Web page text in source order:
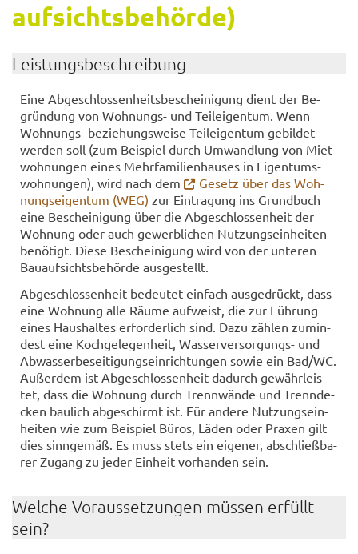
auf­sichts­be­hör­de)
Leis­tungs­be­schrei­bung
Eine Ab­ge­schlos­sen­heits­be­schei­ni­gung dient der Be­
grün­dung von Wohnungs-​ und Teil­ei­gen­tum. Wenn
Wohnungs-​ be­zie­hungs­wei­se Teil­ei­gen­tum ge­bil­det
wer­den soll (zum Bei­spiel durch Um­wand­lung von Miet­
woh­nun­gen eines Mehr­fa­mi­li­en­hau­ses in Ei­gen­tums­
woh­nun­gen), wird nach dem
Ge­setz über das Woh­
nungs­ei­gen­tum (WEG) zur Ein­tra­gung ins Grund­buch
eine Be­schei­ni­gung über die Ab­ge­schlos­sen­heit der
Woh­nung oder auch ge­werb­li­chen Nut­zungs­ein­hei­ten
be­nö­tigt. Diese Be­schei­ni­gung wird von der un­te­ren
Bau­auf­sichts­be­hör­de aus­ge­stellt.
Ab­ge­schlos­sen­heit be­deu­tet ein­fach aus­ge­drückt, dass
eine Woh­nung alle Räume auf­weist, die zur Füh­rung
eines Haus­hal­tes er­for­der­lich sind. Dazu zäh­len zu­min­
dest eine Koch­ge­le­gen­heit, Wasserversorgungs-​ und
Ab­was­ser­be­sei­ti­gungs­ein­rich­tun­gen sowie ein Bad/WC.
Au­ßer­dem ist Ab­ge­schlos­sen­heit da­durch ge­währ­leis­
tet, dass die Woh­nung durch Trenn­wän­de und Trenn­de­
cken bau­lich ab­ge­schirmt ist. Für an­de­re Nut­zungs­ein­
hei­ten wie zum Bei­spiel Büros, Läden oder Pra­xen gilt
dies sinn­ge­mäß. Es muss stets ein ei­ge­ner, ab­schließ­ba­
rer Zu­gang zu jeder Ein­heit vor­han­den sein.
Wel­che Vor­aus­set­zun­gen müs­sen er­füllt
sein?